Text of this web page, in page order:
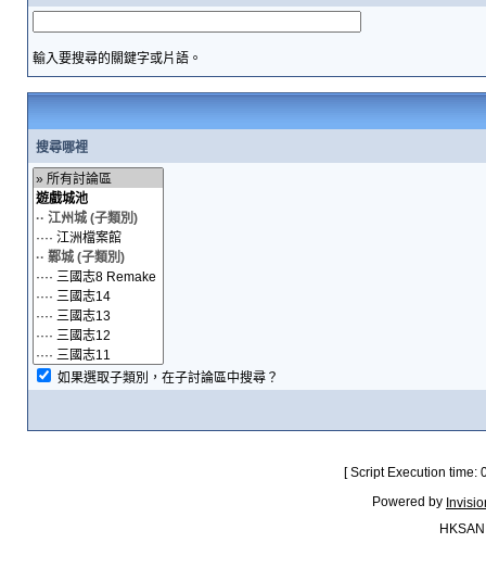
輸入要搜尋的關鍵字或片語。
搜尋哪裡
如果選取子類別，在子討論區中搜尋？
[ Script Execution
Powered by